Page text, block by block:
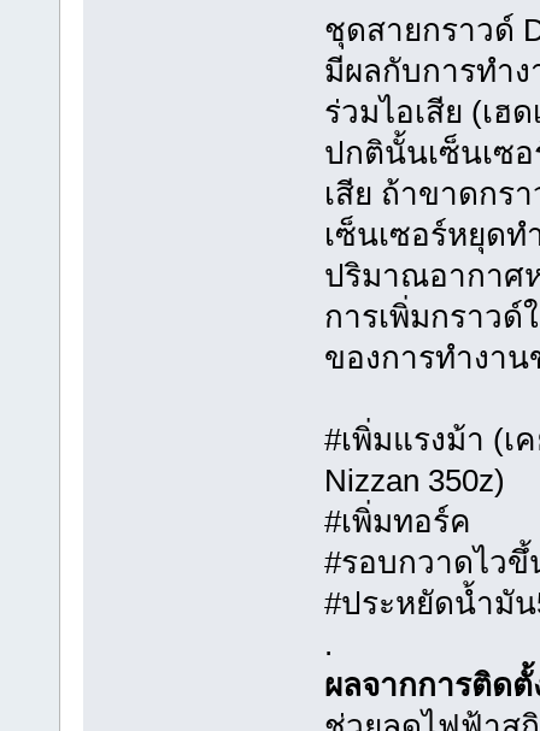
ชุดสายกราวด์
มีผลกับการทำ
ร่วมไอเสีย (เฮ
ปกตินั้นเซ็นเซ
เสีย ถ้าขาดกร
เซ็นเซอร์หยุดท
ปริมาณอากาศ
การเพิ่มกราวด์
ของการทำงาน
#เพิ่มแรงม้า (เ
Nizzan 350z)
#เพิ่มทอร์ค
#รอบกวาดไวขึ้
#ประหยัดน้ำมัน
.
ผลจากการติดตั้